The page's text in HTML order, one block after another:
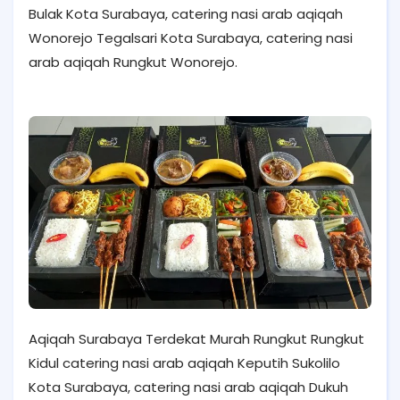
Bulak Kota Surabaya, catering nasi arab aqiqah
Wonorejo Tegalsari Kota Surabaya, catering nasi
arab aqiqah Rungkut Wonorejo.
Aqiqah Surabaya Terdekat Murah Rungkut Rungkut
Kidul catering nasi arab aqiqah Keputih Sukolilo
Kota Surabaya, catering nasi arab aqiqah Dukuh